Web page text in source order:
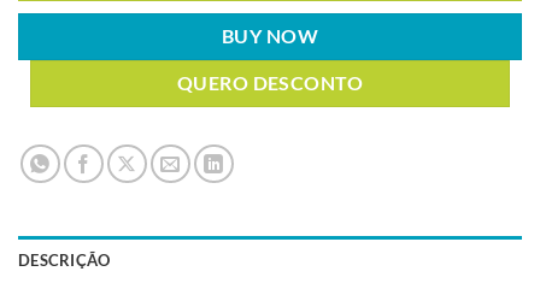
BUY NOW
QUERO DESCONTO
DESCRIÇÃO